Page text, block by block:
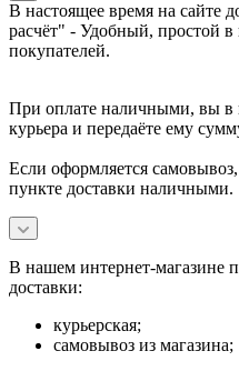
В настоящее время на сайте
расчёт" - Удобный, простой в
покупателей.
При оплате наличными, вы в
курьера и передаёте ему
Если оформляется
пункте доставки наличными.
В нашем интернет-магазине
доставки:
курьерская;
самовывоз из магазина;